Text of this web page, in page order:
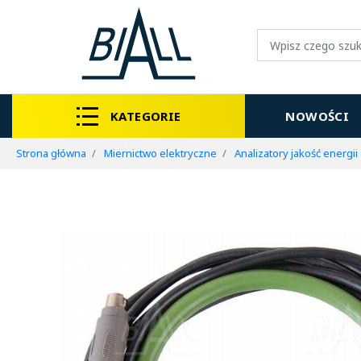
KATEGORIE NOWOŚCI
Strona główna Miernictwo elektryczne Analizatory jakość energii